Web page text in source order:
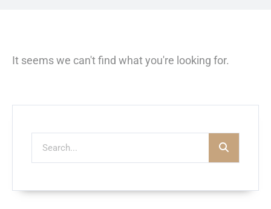
It seems we can't find what you're looking for.